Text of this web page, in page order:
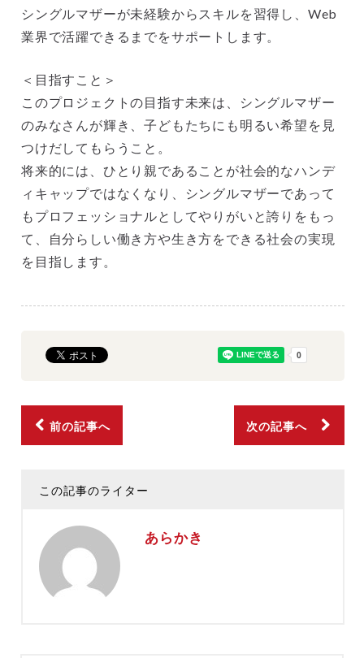
シングルマザーが未経験からスキルを習得し、Web
業界で活躍できるまでをサポートします。
＜目指すこと＞
このプロジェクトの目指す未来は、シングルマザー
のみなさんが輝き、子どもたちにも明るい希望を見
つけだしてもらうこと。
将来的には、ひとり親であることが社会的なハンデ
ィキャップではなくなり、シングルマザーであって
もプロフェッショナルとしてやりがいと誇りをもっ
て、自分らしい働き方や生き方をできる社会の実現
を目指します。
前の記事へ 次の記事へ
この記事のライター
あらかき